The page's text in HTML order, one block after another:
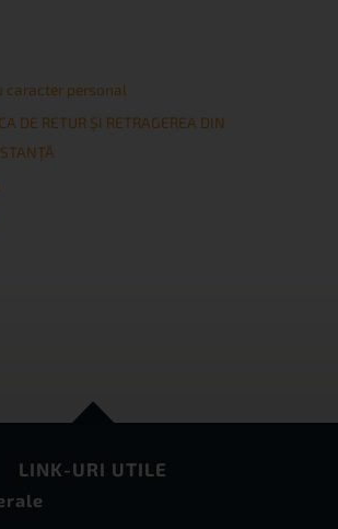
caracter personal
DE RETUR ȘI RETRAGEREA DIN
LINK-URI UTILE